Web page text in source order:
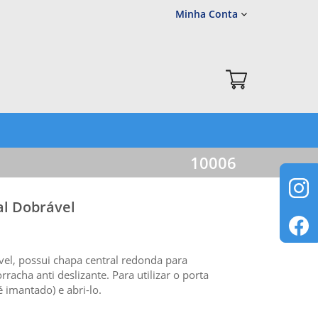
Minha Conta
10006
Dobrável
possui chapa central redonda para
anti deslizante. Para utilizar o porta
imantado) e abri-lo.